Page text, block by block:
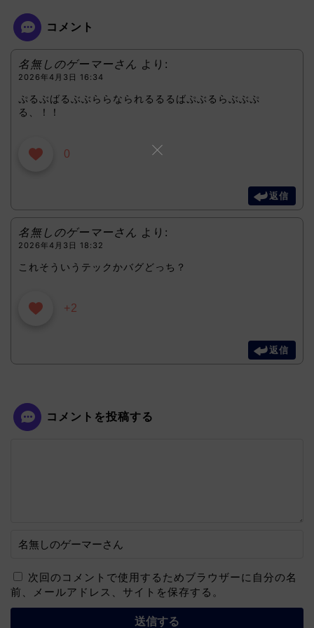
コメント
名無しのゲーマーさん より:
2026年4月3日 16:34
ぷるぶばるぶぶららなられるるるばぷぶるらぶぶぷ
る、！！
0
返信
名無しのゲーマーさん より:
2026年4月3日 18:32
これそういうテックかバグどっち？
+2
返信
コメントを投稿する
次回のコメントで使用するためブラウザーに自分の名
前、メールアドレス、サイトを保存する。